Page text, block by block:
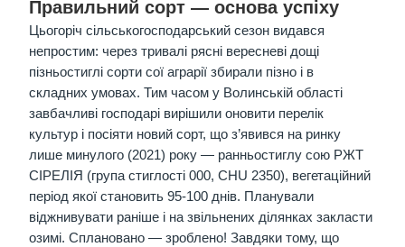
Правильний сорт — основа успіху
Цьогоріч сільськогосподарський сезон видався
непростим: через тривалі рясні вересневі дощі
пізньостиглі сорти сої аграрії збирали пізно і в
складних умовах. Тим часом у Волинській області
завбачливі господарі вирішили оновити перелік
культур і посіяти новий сорт, що з’явився на ринку
лише минулого (2021) року — ранньостиглу сою РЖТ
СІРЕЛІЯ (група стиглості 000, CHU 2350), вегетаційний
період якої становить 95-100 днів. Планували
віджнивувати раніше і на звільнених ділянках закласти
озимі. Сплановано — зроблено! Завдяки тому, що